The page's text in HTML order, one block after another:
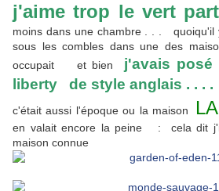
j'aime trop le vert
moins dans une chambre . . . quoiqu'il
sous les combles dans une des
occupait et bien j'avais
liberty de style anglais . . .
c'était aussi l'époque ou la maison
en valait encore la peine : cela dit
maison connue